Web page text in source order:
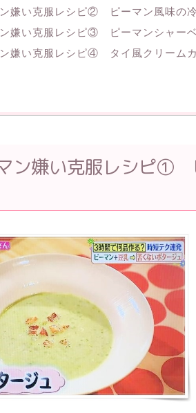
嫌い克服レシピ② ピーマン風味の
嫌い克服レシピ③ ピーマンシャー
嫌い克服レシピ④ タイ風クリーム
ン嫌い克服レシピ①